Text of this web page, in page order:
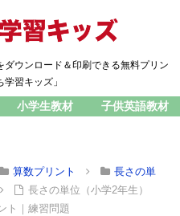
ウンロード＆印刷できる無料プリン
学習キッズ」
小学生教材 子供英語教材
算数プリント
長さの単
長さの単位（小学2年生）
ト｜練習問題